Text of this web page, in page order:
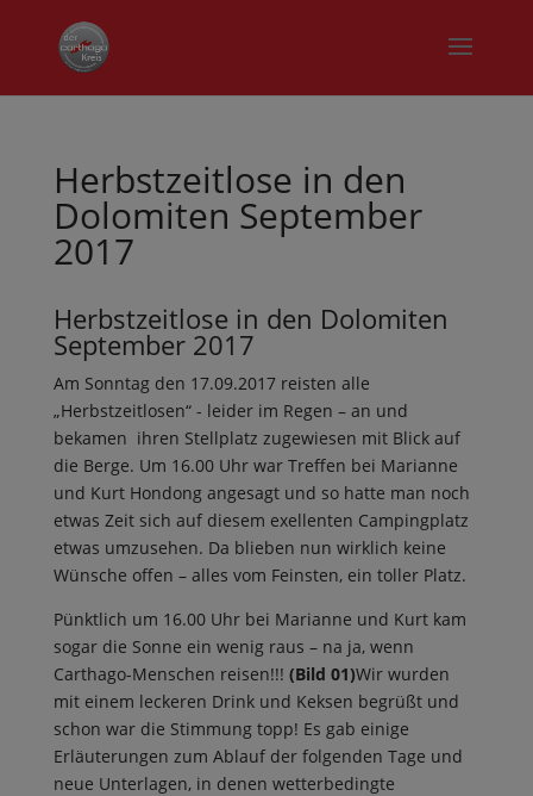
Herbstzeitlose in den
Dolomiten September
2017
Herbstzeitlose in den Dolomiten
September 2017
Am Sonntag den 17.09.2017 reisten alle
„Herbstzeitlosen“ - leider im Regen – an und
bekamen ihren Stellplatz zugewiesen mit Blick auf
die Berge. Um 16.00 Uhr war Treffen bei Marianne
und Kurt Hondong angesagt und so hatte man noch
etwas Zeit sich auf diesem exellenten Campingplatz
etwas umzusehen. Da blieben nun wirklich keine
Wünsche offen – alles vom Feinsten, ein toller Platz.
Pünktlich um 16.00 Uhr bei Marianne und Kurt kam
sogar die Sonne ein wenig raus – na ja, wenn
Carthago-Menschen reisen!!! (Bild 01)Wir wurden
mit einem leckeren Drink und Keksen begrüßt und
schon war die Stimmung topp! Es gab einige
Erläuterungen zum Ablauf der folgenden Tage und
neue Unterlagen, in denen wetterbedingte